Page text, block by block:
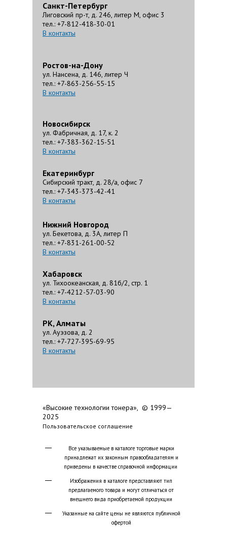
Санкт-Петербург
Лиговский пр-т, д. 246, литер М, офис 3
тел.: +7-812-418-30-01
В контакты
Ростов-на-Дону
ул. Нансена, д. 146, литер Ч
тел.: +7-863-256-55-15
В контакты
Новосибирск
ул. Фабричная, д. 17, к. 2
тел.: +7-383-362-15-51
В контакты
Екатеринбург
Сибирский тракт, д. 28/а, офис 7
тел.: +7-343-373-42-41
В контакты
Нижний Новгород
ул. Бекетова, д. 3А, литер П
тел.: +7-831-261-00-52
В контакты
Хабаровск
ул. Тихоокеанская, д. 81б/2, стр. 1
тел.: +7-4212-57-03-90
В контакты
РК, Алматы
ул. Ауэзова, д. 2
тел.: +7-727-395-69-95
В контакты
«Высокие технологии тонера», © 1999—
2025
Пользовательское соглашение
Все указываемые в каталоге торговые марки
принадлежат их законным правообладателям и
приведены в качестве справочной информации
Изображения в каталоге представляют тип
предлагаемого товара и могут отличаться от
внешнего вида приобретаемой продукции
Указанные на сайте цены не являются публичной
офертой